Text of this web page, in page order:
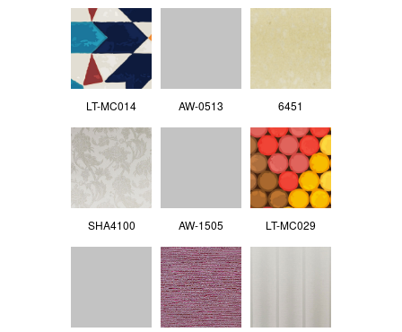
LT-MC014 AW-0513 6451
SHA4100 AW-1505 LT-MC029